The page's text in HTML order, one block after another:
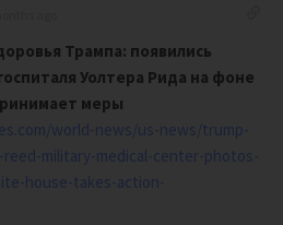
Трампа: появились
Уолтера Рида на фоне
меры
world-news/us-news/trump-
military-medical-center-photos-
house-takes-action-